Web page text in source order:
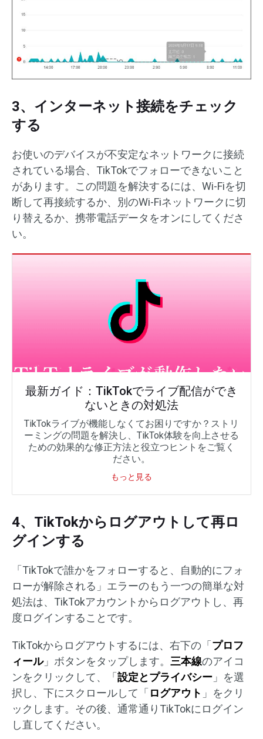
3、インターネット接続をチェック
する
お使いのデバイスが不安定なネットワークに接続
されている場合、TikTokでフォローできないこと
があります。この問題を解決するには、Wi-Fiを切
断して再接続するか、別のWi-Fiネットワークに切
り替えるか、携帯電話データをオンにしてくださ
い。
最新ガイド：TikTokでライブ配信ができ
ないときの対処法
TikTokライブが機能しなくてお困りですか？ストリ
ーミングの問題を解決し、TikTok体験を向上させる
ための効果的な修正方法と役立つヒントをご覧く
ださい。
もっと見る
4、TikTokからログアウトして再ロ
グインする
「TikTokで誰かをフォローすると、自動的にフォ
ローが解除される」エラーのもう一つの簡単な対
処法は、TikTokアカウントからログアウトし、再
度ログインすることです。
TikTokからログアウトするには、右下の「プロフ
ィール」ボタンをタップします。 三本線のアイコ
ンをクリックして、「設定とプライバシー 」を選
択し、下にスクロールして「ログアウト 」をクリ
ックします。その後、通常通りTikTokにログイン
し直してください。